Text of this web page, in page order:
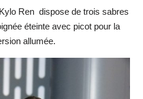
Ren dispose de trois sabres
éteinte avec picot pour la
allumée.